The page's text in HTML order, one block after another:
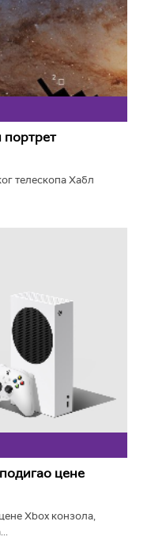
портрет
телескопа Хабл
цене
Xbox конзола,